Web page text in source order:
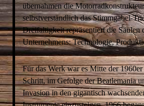
übernahmen die
selbstverständlich das Stimmgabel-
Dreifaltigkeit repräsentiert die Säulen
Unternehmens: Technologie,
Für das Werk war es Mitte der
Schritt, im Gefolge der Beatlemania
Invasion in den gigantisch